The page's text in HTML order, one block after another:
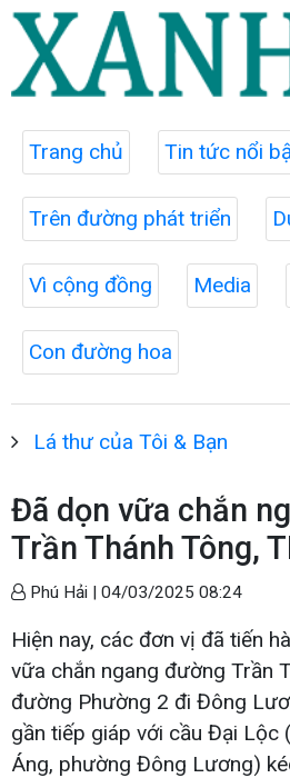
Trang chủ Tin tức nổi
Trên đường phát triển
Vì cộng đồng Media
Con đường hoa
Lá thư của Tôi & Bạn
Đã dọn vữa chắn
Trần Thánh Tông,
Phú Hải | 04/03/2025 08:24
Hiện nay, các đơn vị đã tiến
vữa chắn ngang đường Trần
đường Phường 2 đi Đông
gần tiếp giáp với cầu Đại Lộc
Áng, phường Đông Lương)